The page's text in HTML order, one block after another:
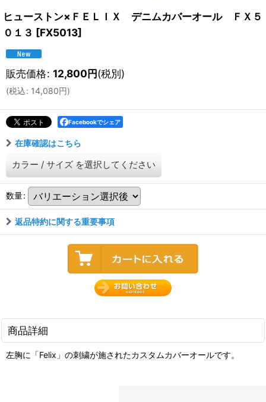
ヒューストン×ＦＥＬＩＸ デニムカバーオール ＦＸ５
０１３ [FX5013]
販売価格: 12,800円(税別)
(税込: 14,080円)
Facebookでシェア
在庫確認はこちら
カラー / サイズ を選択してください
数量:
返品特約に関する重要事項
商品詳細
左胸に「Felix」の刺繍が施されたカスタムカバーオールです。